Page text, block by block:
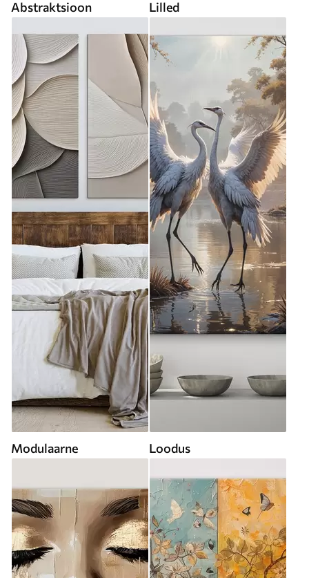
Abstraktsioon Lilled
Modulaarne Loodus